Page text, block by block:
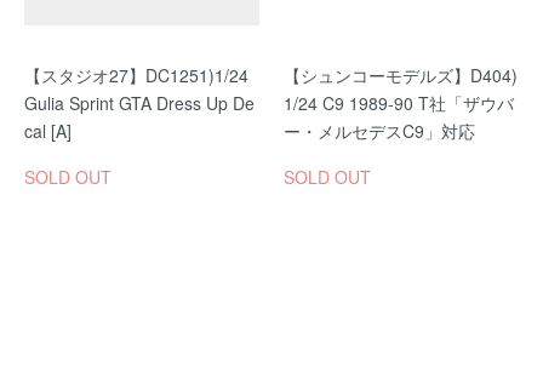
【スタジオ27】DC1251)1/24
Gulia Sprint GTA Dress Up De
cal [A]
SOLD OUT
【シュンコーモデルズ】D404)
1/24 C9 1989-90 T社「ザウバ
ー・メルセデスC9」対応
SOLD OUT